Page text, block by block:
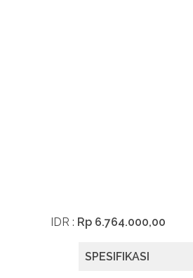
IDR : Rp 6.764.000,00
SPESIFIKASI